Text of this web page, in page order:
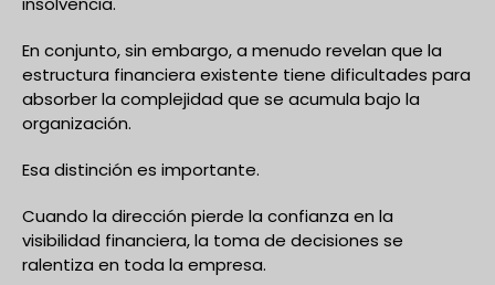
En conjunto, sin embargo, a menudo revelan que la
estructura financiera existente tiene dificultades para
absorber la complejidad que se acumula bajo la
organización.
Esa distinción es importante.
Cuando la dirección pierde la confianza en la
visibilidad financiera, la toma de decisiones se
ralentiza en toda la empresa.